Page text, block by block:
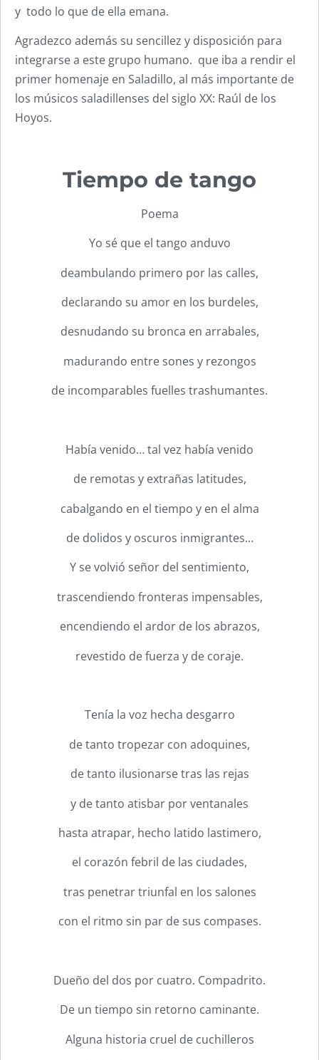
y todo lo que de ella emana.
Agradezco además su sencillez y disposición para
integrarse a este grupo humano. que iba a rendir el
primer homenaje en Saladillo, al más importante de
los músicos saladillenses del siglo XX: Raúl de los
Hoyos.
Tiempo de tango
Poema
Yo sé que el tango anduvo
deambulando primero por las calles,
declarando su amor en los burdeles,
desnudando su bronca en arrabales,
madurando entre sones y rezongos
de incomparables fuelles trashumantes.
Había venido… tal vez había venido
de remotas y extrañas latitudes,
cabalgando en el tiempo y en el alma
de dolidos y oscuros inmigrantes…
Y se volvió señor del sentimiento,
trascendiendo fronteras impensables,
encendiendo el ardor de los abrazos,
revestido de fuerza y de coraje.
Tenía la voz hecha desgarro
de tanto tropezar con adoquines,
de tanto ilusionarse tras las rejas
y de tanto atisbar por ventanales
hasta atrapar, hecho latido lastimero,
el corazón febril de las ciudades,
tras penetrar triunfal en los salones
con el ritmo sin par de sus compases.
Dueño del dos por cuatro. Compadrito.
De un tiempo sin retorno caminante.
Alguna historia cruel de cuchilleros